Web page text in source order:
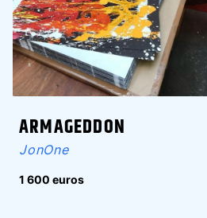
ARMAGEDDON
JonOne
1 600 euros